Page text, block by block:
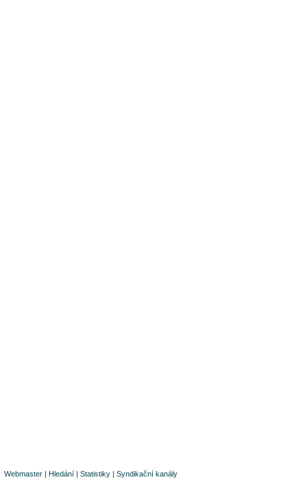
Webmaster | Hledání | Statistiky | Syndikační kanály